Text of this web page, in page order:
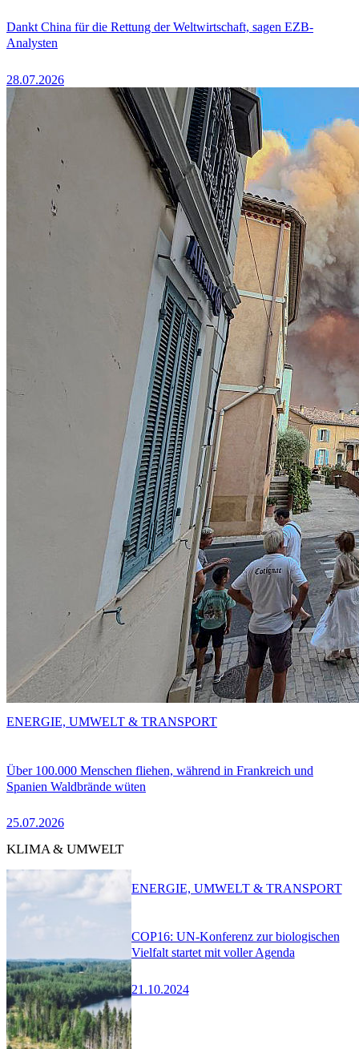
Dankt China für die Rettung der Weltwirtschaft, sagen EZB-
Analysten
28.07.2026
Über 100.000 Menschen fliehen, während in Frankreich und
Spanien Waldbrände wüten
25.07.2026
ENERGIE, UMWELT & TRANSPORT
KLIMA & UMWELT
COP16: UN-Konferenz zur biologischen
Vielfalt startet mit voller Agenda
21.10.2024
ENERGIE, UMWELT & TRANSPORT